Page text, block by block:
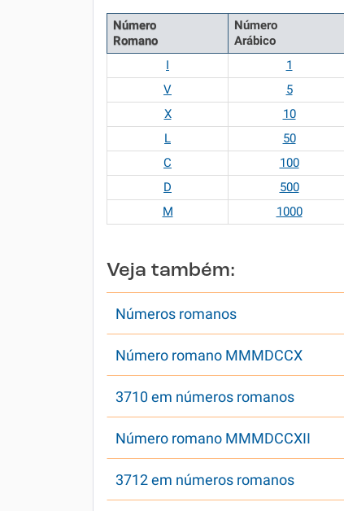
Número
Romano
Número
Arábico
I
1
V
5
X
10
L
50
C
100
D
500
M
1000
Veja também:
Números romanos
Número romano MMMDCCX
3710 em números romanos
Número romano MMMDCCXII
3712 em números romanos